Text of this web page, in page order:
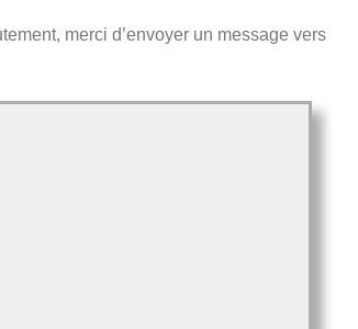
merci d’envoyer un message vers